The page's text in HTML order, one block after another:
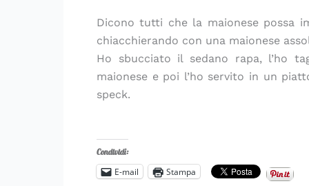
Dicono tutti che la maionese possa
chiacchierando con una maionese
Ho sbucciato il sedano rapa, l’ho
maionese e poi l’ho servito in un
speck.
Condividi:
E-mail Stampa